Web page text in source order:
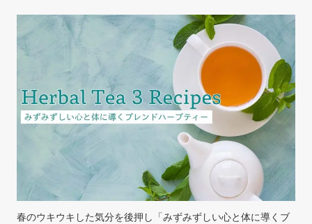
春のウキウキした気分を後押し「みずみずしい心と体に導くブ